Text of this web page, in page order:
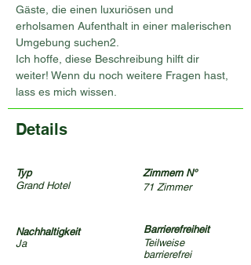
Gäste, die einen luxuriösen und
erholsamen Aufenthalt in einer malerischen
Umgebung suchen2.
Ich hoffe, diese Beschreibung hilft dir
weiter! Wenn du noch weitere Fragen hast,
lass es mich wissen.
Details
Typ
Grand Hotel
Nachhaltigkeit
Ja
Zimmern N°
71 Zimmer
Barrierefreiheit
Teilweise
barrierefrei